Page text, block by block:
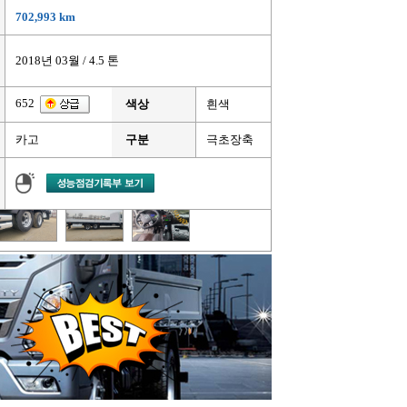
702,993 km
2018년 03월 / 4.5 톤
652 색상 흰색
카고 구분 극초장축